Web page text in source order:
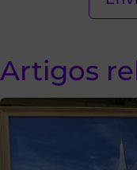
Artigos